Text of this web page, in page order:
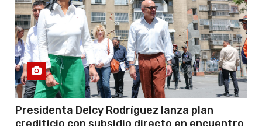
Presidenta Delcy Rodríguez lanza plan